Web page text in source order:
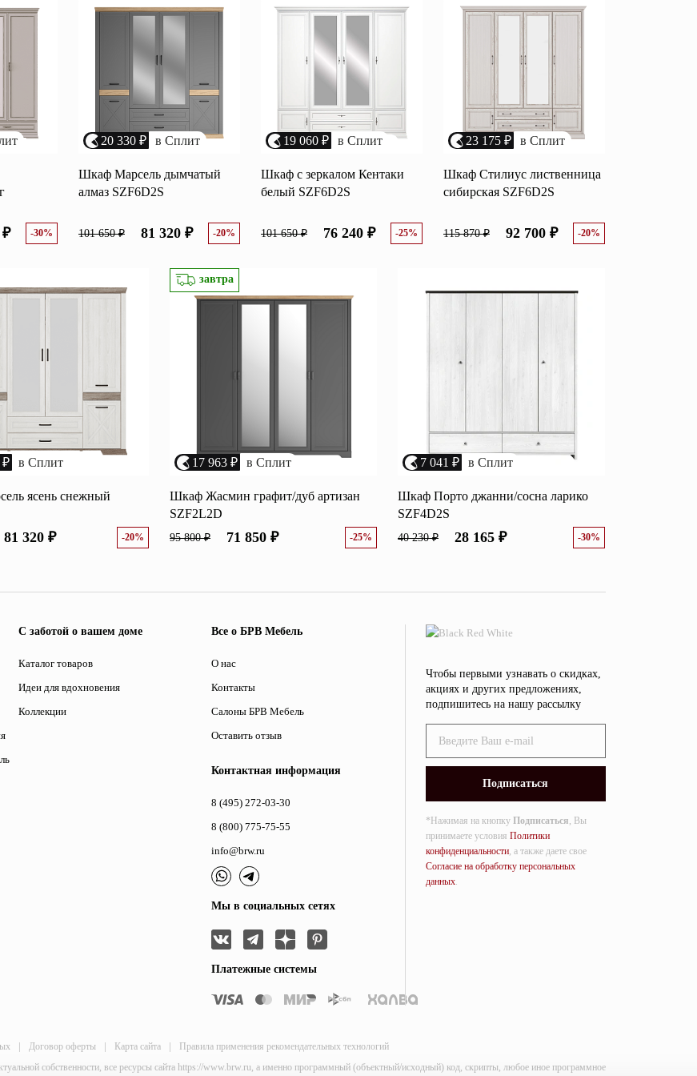
Перейти
категории
Комплекты прихожих Вешалки Открытые полки
Письменные столы Двуспальные кровати
Комбинированные
комоды
Трехстворчатые
Обувные тумбы Прикроватные тумбы
возрастанию цены
размеру скидки
₽ -30%
20 330 ₽ в Сплит
Шкаф Марсель дымчатый
алмаз SZF6D2S
101 650 ₽ 81 320 ₽ -20%
19 060 ₽ в Сплит
Шкаф с зеркалом Кентаки
белый SZF6D2S
101 650 ₽ 76 240 ₽ -25%
23 175 ₽ в Сплит
Шкаф Стилиус лиственница
сибирская SZF6D2S
115 870 ₽ 92 700 ₽ -20%
₽ в Сплит
ясень снежный
81 320 ₽ -20%
завтра
17 963 ₽ в Сплит
Шкаф Жасмин графит/дуб артизан
SZF2L2D
95 800 ₽ 71 850 ₽ -25%
7 041 ₽ в Сплит
Шкаф Порто джанни/сосна ларико
SZF4D2S
40 230 ₽ 28 165 ₽ -30%
С заботой о вашем доме
Каталог товаров
Идеи для вдохновения
Коллекции
Все о БРВ Мебель
О нас
Контакты
Салоны БРВ Мебель
Оставить отзыв
Контактная информация
8 (495) 272-03-30
8 (800) 775-75-55
info@brw.ru
Мы в социальных сетях
Платежные системы
Чтобы первыми узнавать о скидках,
акциях и других предложениях,
подпишитесь на нашу рассылку
*Нажимая на кнопку Подписаться, Вы
принимаете условия Политики
конфиденциальности, а также даете свое
Согласие на обработку персональных
данных.
| Договор оферты | Карта сайта |
Правила применения рекомендательных технологий
собственности, все ресурсы сайта https://www.brw.ru, а именно программный (объектный/исходный) код, скрипты, любое иное программное